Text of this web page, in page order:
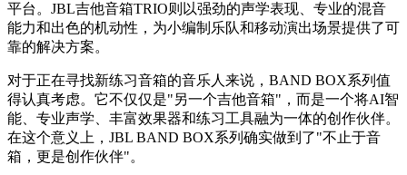
平台。JBL吉他音箱TRIO则以强劲的声学表现、专业的混音
能力和出色的机动性，为小编制乐队和移动演出场景提供了可
靠的解决方案。
对于正在寻找新练习音箱的音乐人来说，BAND BOX系列值
得认真考虑。它不仅仅是"另一个吉他音箱"，而是一个将AI智
能、专业声学、丰富效果器和练习工具融为一体的创作伙伴。
在这个意义上，JBL BAND BOX系列确实做到了"不止于音
箱，更是创作伙伴"。